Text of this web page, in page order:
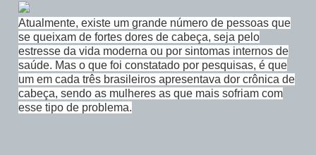
Atualmente, existe um grande número de pessoas que
se queixam de fortes dores de cabeça, seja pelo
estresse da vida moderna ou por sintomas internos de
saúde. Mas o que foi constatado por pesquisas, é que
um em cada três brasileiros apresentava dor crônica de
cabeça, sendo as mulheres as que mais sofriam com
esse tipo de problema.